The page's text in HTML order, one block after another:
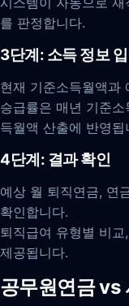
를 판정합니다.
3단계: 소득 정보
현재 기준소득월액과
승급률은 매년 기준
득월액 산출에 반영됩
4단계: 결과 확인
예상 월 퇴직연금, 연
확인합니다.
퇴직급여 유형별 비
제공됩니다.
공무원연금 vs